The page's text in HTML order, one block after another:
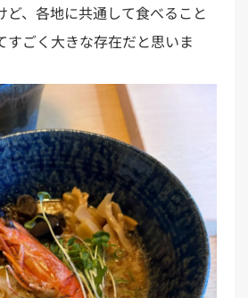
ど、各地に共通して食べること
すごく大きな存在だと思いま